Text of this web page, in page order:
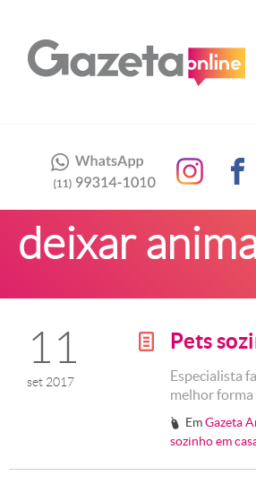
deixar
11
set 2017
g Pets
Especialista
melhor forma
# EmGazeta
sozinho em